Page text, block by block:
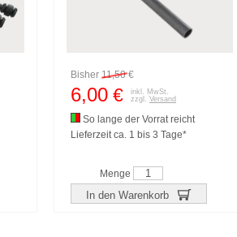
Bisher 11,50€
6,00 €
inkl. MwSt.
zzgl. Versand
So lange der Vorrat reicht
Lieferzeit ca. 1 bis 3 Tage*
Menge
In den Warenkorb